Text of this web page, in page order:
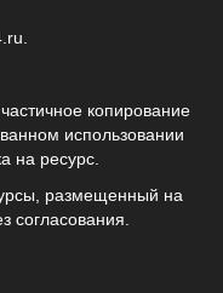
копирование
использовании
на ресурс.
размещенный на
согласования.